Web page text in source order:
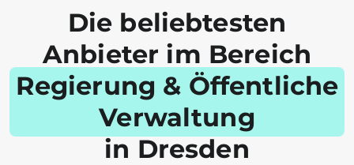
Die beliebtesten
Anbieter im Bereich
Regierung & Öffentliche
Verwaltung
in Dresden